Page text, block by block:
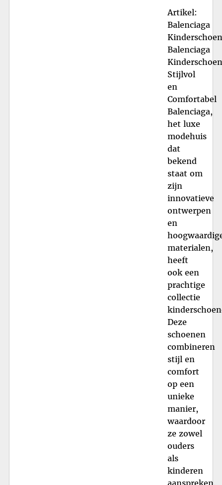
Artikel:
Balenciaga
Balenciaga
Stijlvol
en
Comfortabel
Balenciaga,
het luxe
modehuis
dat
bekend
staat om
zijn
innovatieve
ontwerpen
en
materialen,
heeft
ook een
prachtige
collectie
Deze
schoenen
combineren
stijl en
comfort
op een
unieke
manier,
waardoor
ze zowel
ouders
als
kinderen
aanspreken.